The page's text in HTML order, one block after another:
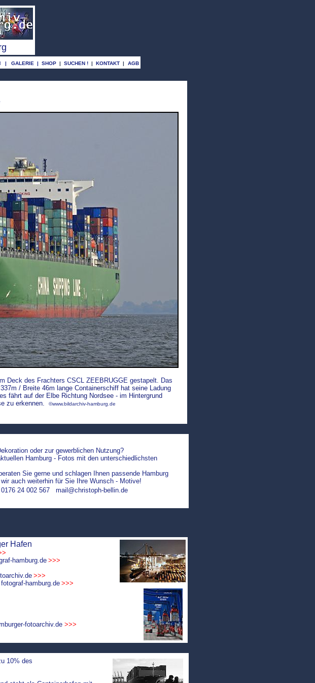
| GALERIE | SHOP | SUCHEN ! | KONTAKT | AGB
Deck des Frachters CSCL ZEEBRUGGE gestapelt. Das
/ Breite 46m lange Containerschiff hat seine Ladung
fährt auf der Elbe Richtung Nordsee - im Hintergrund
zu erkennen.
©www.bildarchiv-hamburg.de
oder zur gewerblichen Nutzung?
Hamburg - Fotos mit den unterschiedlichsten
Sie gerne und schlagen Ihnen passende Hamburg
auch weiterhin für Sie Ihre Wunsch - Motive!
24 002 567 mail@christoph-bellin.de
Hafen
hamburg.de >>>
>>>
hamburg.de >>>
fotoarchiv.de >>>
10% des